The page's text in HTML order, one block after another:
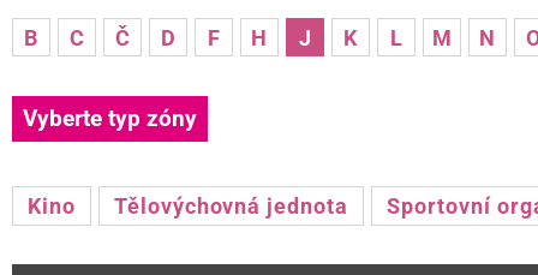
B C Č D F H J K L M N
Vyberte typ zóny
Kino Tělovýchovná jednota Sportovní